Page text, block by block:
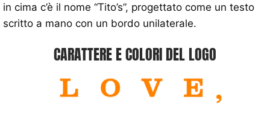
in cima c’è il nome “Tito’s”, progettato come un testo
scritto a mano con un bordo unilaterale.
CARATTERE E COLORI DEL LOGO